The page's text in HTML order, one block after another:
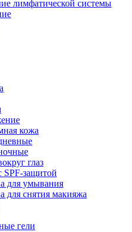
лимфатической системы
кожа
глаз
защитой
для умывания
для снятия макияжа
гели